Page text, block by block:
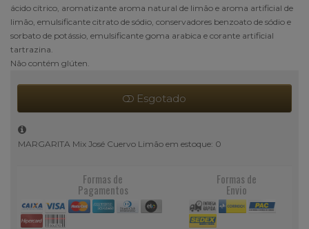
ácido cítrico, aromatizante aroma natural de limão e aroma artificial de
limão, emulsificante citrato de sódio, conservadores benzoato de sódio e
sorbato de potássio, emulsificante goma arabica e corante artificial
tartrazina.
Não contém glúten.
Esgotado
MARGARITA Mix José Cuervo Limão em estoque: 0
Formas de
Pagamentos
Formas de
Envio